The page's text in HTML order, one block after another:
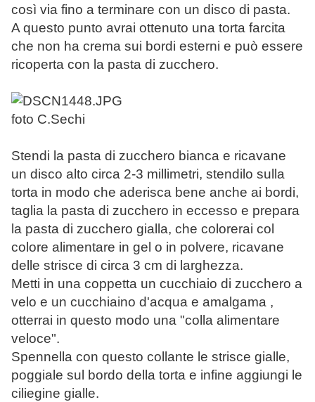
così via fino a terminare con un disco di pasta.
A questo punto avrai ottenuto una torta farcita
che non ha crema sui bordi esterni e può essere
ricoperta con la pasta di zucchero.
foto C.Sechi
Stendi la pasta di zucchero bianca e ricavane
un disco alto circa 2-3 millimetri, stendilo sulla
torta in modo che aderisca bene anche ai bordi,
taglia la pasta di zucchero in eccesso e prepara
la pasta di zucchero gialla, che colorerai col
colore alimentare in gel o in polvere, ricavane
delle strisce di circa 3 cm di larghezza.
Metti in una coppetta un cucchiaio di zucchero a
velo e un cucchiaino d'acqua e amalgama ,
otterrai in questo modo una "colla alimentare
veloce".
Spennella con questo collante le strisce gialle,
poggiale sul bordo della torta e infine aggiungi le
ciliegine gialle.